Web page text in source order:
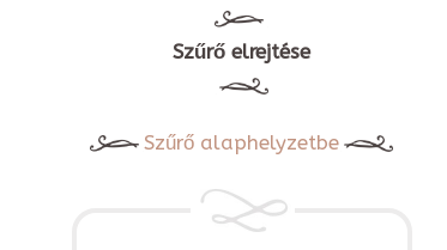
Szűrő elrejtése
Szűrő alaphelyzetbe